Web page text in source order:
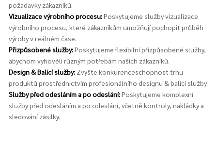
požadavky zákazníků.
Vizualizace výrobního procesu:Poskytujeme služby vizualizace
výrobního procesu, které zákazníkům umožňují pochopit průběh
výroby v reálném čase.
Přizpůsobené služby:Poskytujeme flexibilní přizpůsobené služby,
abychom vyhověli různým potřebám našich zákazníků.
Design & Balicí služby: Zvyšte konkurenceschopnost trhu
produktů prostřednictvím profesionálního designu & balicí služby.
Služby před odesláním a po odeslání:Poskytujeme komplexní
služby před odesláním a po odeslání, včetně kontroly, nakládky a
sledování zásilky.